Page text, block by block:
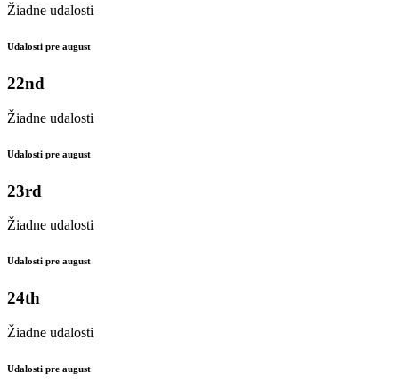
Žiadne udalosti
Udalosti pre august
22nd
Žiadne udalosti
Udalosti pre august
23rd
Žiadne udalosti
Udalosti pre august
24th
Žiadne udalosti
Udalosti pre august